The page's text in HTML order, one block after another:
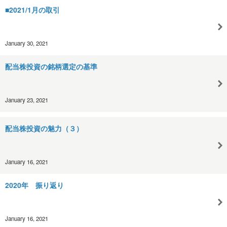
■2021/1月の取引
January 30, 2021
配当株投資の銘柄選定の基準
January 23, 2021
配当株投資の魅力（３）
January 16, 2021
2020年 振り返り
January 16, 2021